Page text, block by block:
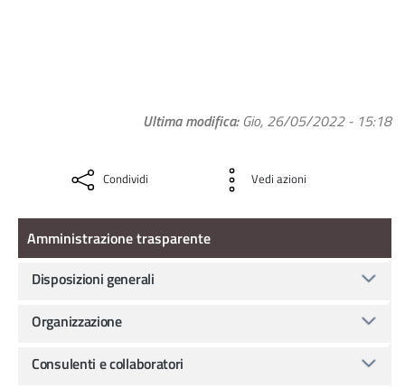
Ultima modifica Gio, 26/05/2022 - 15:18
Condividi Vedi azioni
Amministrazione Trasparente
Amministrazione trasparente
Disposizioni generali
Organizzazione
Consulenti e collaboratori